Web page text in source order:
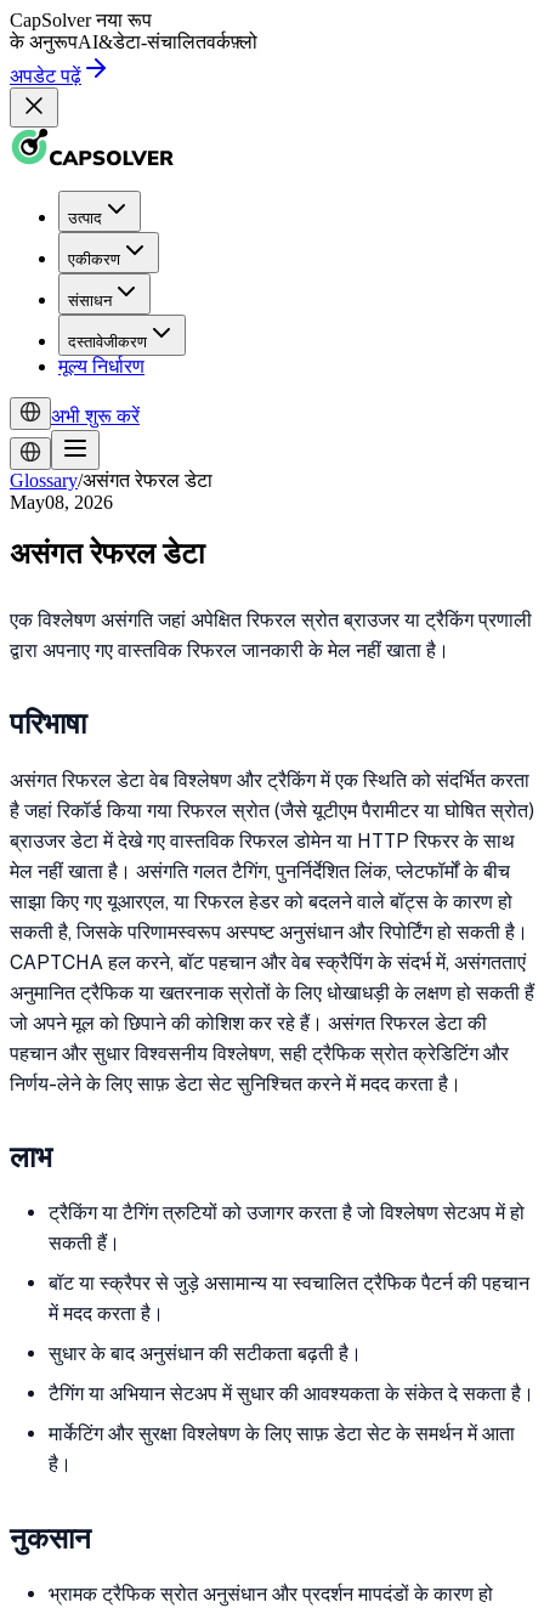
CapSolver नया रूप
के अनुरूपAI&डेटा-संचालितवर्कफ़्लो
अपडेट पढ़ें
उत्पाद
एकीकरण
संसाधन
दस्तावेजीकरण
मूल्य निर्धारण
अभी शुरू करें
Glossary/असंगत रेफरल डेटा
May08, 2026
असंगत रेफरल डेटा
एक विश्लेषण असंगति जहां अपेक्षित रिफरल स्रोत ब्राउजर या ट्रैकिंग प्रणाली
द्वारा अपनाए गए वास्तविक रिफरल जानकारी के मेल नहीं खाता है।
परिभाषा
असंगत रिफरल डेटा वेब विश्लेषण और ट्रैकिंग में एक स्थिति को संदर्भित करता
है जहां रिकॉर्ड किया गया रिफरल स्रोत (जैसे यूटीएम पैरामीटर या घोषित स्रोत)
ब्राउजर डेटा में देखे गए वास्तविक रिफरल डोमेन या HTTP रिफरर के साथ
मेल नहीं खाता है। असंगति गलत टैगिंग, पुनर्निर्देशित लिंक, प्लेटफॉर्मों के बीच
साझा किए गए यूआरएल, या रिफरल हेडर को बदलने वाले बॉट्स के कारण हो
सकती है, जिसके परिणामस्वरूप अस्पष्ट अनुसंधान और रिपोर्टिंग हो सकती है।
CAPTCHA हल करने, बॉट पहचान और वेब स्क्रैपिंग के संदर्भ में, असंगतताएं
अनुमानित ट्रैफिक या खतरनाक स्रोतों के लिए धोखाधड़ी के लक्षण हो सकती हैं
जो अपने मूल को छिपाने की कोशिश कर रहे हैं। असंगत रिफरल डेटा की
पहचान और सुधार विश्वसनीय विश्लेषण, सही ट्रैफिक स्रोत क्रेडिटिंग और
निर्णय-लेने के लिए साफ़ डेटा सेट सुनिश्चित करने में मदद करता है।
लाभ
ट्रैकिंग या टैगिंग त्रुटियों को उजागर करता है जो विश्लेषण सेटअप में हो
सकती हैं।
बॉट या स्क्रैपर से जुड़े असामान्य या स्वचालित ट्रैफिक पैटर्न की पहचान
में मदद करता है।
सुधार के बाद अनुसंधान की सटीकता बढ़ती है।
टैगिंग या अभियान सेटअप में सुधार की आवश्यकता के संकेत दे सकता है।
मार्केटिंग और सुरक्षा विश्लेषण के लिए साफ़ डेटा सेट के समर्थन में आता
है।
नुकसान
भ्रामक ट्रैफिक स्रोत अनुसंधान और प्रदर्शन मापदंडों के कारण हो